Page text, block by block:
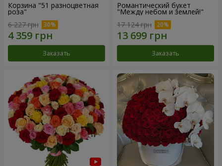
Корзина "51 разноцветная
роза"
6 227 грн
Заказать
Романтический букет
"Между небом и землей!"
17 124 грн
Заказать